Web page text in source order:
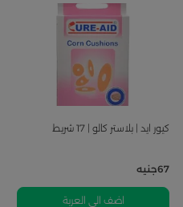
كيور ايد | بلاستر كالو | 17 شريط
67جنيه
اضف الى العربة